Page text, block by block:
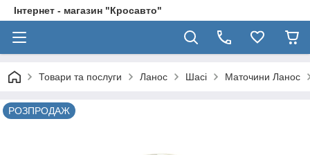
Інтернет - магазин "Кросавто"
Товари та послуги Ланос Шасі Маточини Ланос
РОЗПРОДАЖ